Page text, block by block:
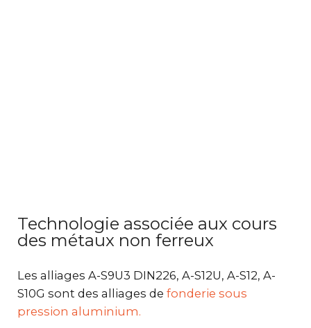
Technologie associée aux cours
des métaux non ferreux
Les alliages A-S9U3 DIN226, A-S12U, A-S12, A-
S10G sont des alliages de fonderie sous
pression aluminium.